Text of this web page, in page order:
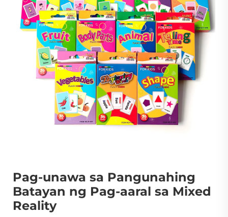
Pag-unawa sa Pangunahing
Batayan ng Pag-aaral sa Mixed
Reality